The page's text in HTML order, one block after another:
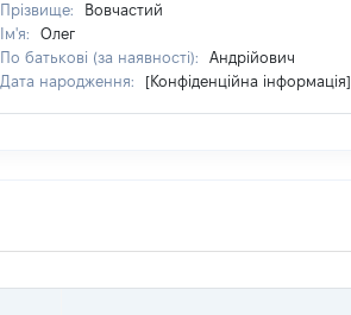
Прізвище:
Вовчастий
Ім'я:
Олег
По батькові (за наявності):
Андрійович
Дата народження:
[Конфіденційна інформація]